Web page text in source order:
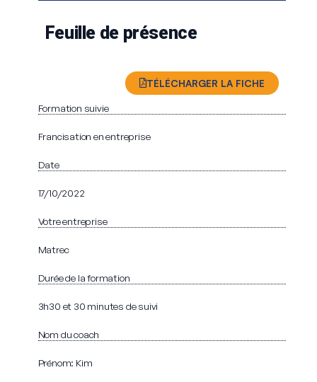
Feuille de présence
TÉLÉCHARGER LA FICHE
Formation suivie
Francisation en entreprise
Date
17/10/2022
Votre entreprise
Matrec
Durée de la formation
3h30 et 30 minutes de suivi
Nom du coach
Prénom: Kim